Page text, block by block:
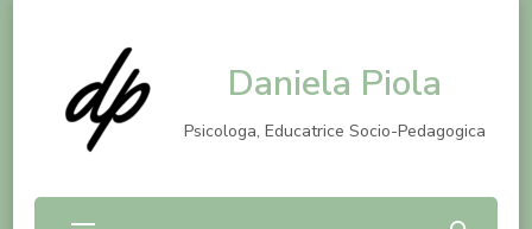
Daniela Piola
Psicologa, Educatrice Socio-Pedagogica